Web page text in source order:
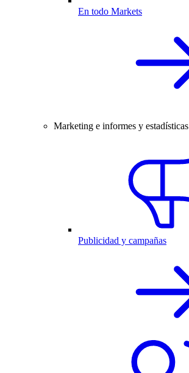
En todo Markets
Marketing e informes y estadísticas
Publicidad y campañas